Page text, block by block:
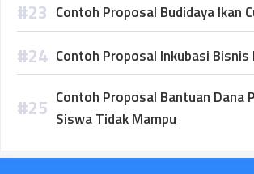
Contoh Proposal Budidaya Ikan
Contoh Proposal Inkubasi
Contoh Proposal Bantuan Dana
Siswa Tidak Mampu